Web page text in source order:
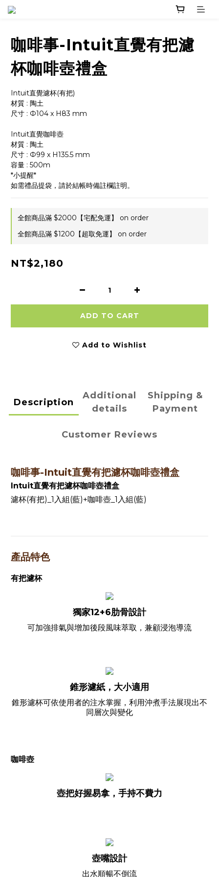
咖啡事-Intuit直覺有把濾
杯咖啡壺禮盒
Intuit直覺濾杯(有把)
材質 : 陶土
尺寸 : Ф104 x H83 mm
Intuit直覺咖啡壺
材質 : 陶土
尺寸 : Ф99 x H135.5 mm
容量 : 500m
*小提醒*
如需禮品提袋，請於結帳時備註欄註明。
全館商品滿 $2000【宅配免運】 on order
全館商品滿 $1200【超取免運】 on order
NT$2,180
ADD TO CART
Add to Wishlist
Description
Additional
details
Shipping &
Payment
Customer Reviews
咖啡事-Intuit直覺有把濾杯咖啡壺禮盒
Intuit直覺有把濾杯咖啡壺禮盒
濾杯(有把)_1入組(藍)+咖啡壺_1入組(藍)
產品特色
有把濾杯
獨家12+6肋骨設計
可加強排氣與增加後段風味萃取，兼顧浸泡導流
錐形濾紙，大小適用
錐形濾杯可依使用者的注水掌握，利用沖煮手法展現出不
同層次與變化
咖啡壺
壺把好握易拿，手持不費力
壺嘴設計
出水順暢不倒流